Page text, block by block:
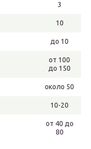
3
10
до 10
от 100
до 150
около 50
10-20
от 40 до
80